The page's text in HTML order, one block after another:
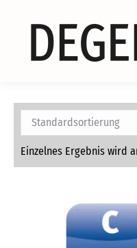
Einzelnes Ergebnis wird